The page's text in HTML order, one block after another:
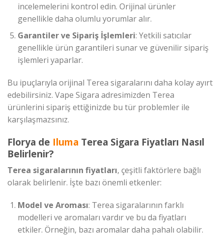
incelemelerini kontrol edin. Orijinal ürünler
genellikle daha olumlu yorumlar alır.
Garantiler ve Sipariş İşlemleri: Yetkili satıcılar
genellikle ürün garantileri sunar ve güvenilir sipariş
işlemleri yaparlar.
Bu ipuçlarıyla orijinal Terea sigaralarını daha kolay ayırt
edebilirsiniz. Vape Sigara adresimizden Terea
ürünlerini sipariş ettiğinizde bu tür problemler ile
karşılaşmazsınız.
Florya de Iluma Terea Sigara Fiyatları Nasıl
Belirlenir?
Terea sigaralarının fiyatları, çeşitli faktörlere bağlı
olarak belirlenir. İşte bazı önemli etkenler:
Model ve Aroması: Terea sigaralarının farklı
modelleri ve aromaları vardır ve bu da fiyatları
etkiler. Örneğin, bazı aromalar daha pahalı olabilir.